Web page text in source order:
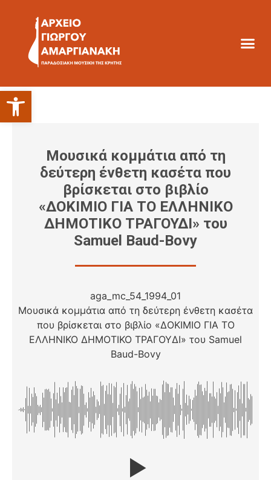
Ανοίξτε τη γραμμή εργαλείων
Μουσικά κομμάτια από τη
δεύτερη ένθετη κασέτα που
βρίσκεται στο βιβλίο
«ΔΟΚΙΜΙΟ ΓΙΑ ΤΟ ΕΛΛΗΝΙΚΟ
ΔΗΜΟΤΙΚΟ ΤΡΑΓΟΥΔΙ» του
Samuel Baud-Bovy
aga_mc_54_1994_01
Μουσικά κομμάτια από τη δεύτερη ένθετη κασέτα
που βρίσκεται στο βιβλίο «ΔΟΚΙΜΙΟ ΓΙΑ ΤΟ
ΕΛΛΗΝΙΚΟ ΔΗΜΟΤΙΚΟ ΤΡΑΓΟΥΔΙ» του Samuel
Baud-Bovy